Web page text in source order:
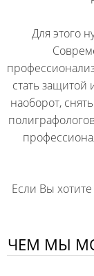
Для этого
стать защитой
наоборот,
Если Вы хотите
ЧЕМ МЫ